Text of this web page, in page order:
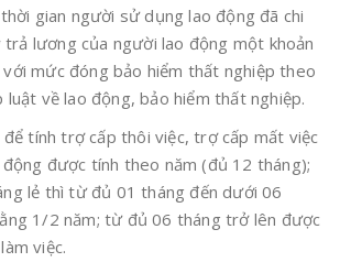
gian người sử dụng lao động đã chi
trả lương của người lao động một khoản
mức đóng bảo hiểm thất nghiệp theo
luật về lao động, bảo hiểm thất nghiệp.
để tính trợ cấp thôi việc, trợ cấp mất việc
được tính theo năm (đủ 12 tháng);
lẻ thì từ đủ 01 tháng đến dưới 06
1/2 năm; từ đủ 06 tháng trở lên được
việc.